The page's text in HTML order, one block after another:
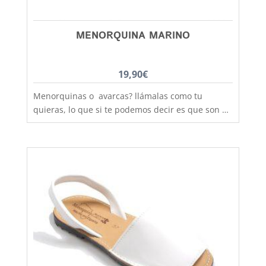
MENORQUINA MARINO
19,90€
Menorquinas o avarcas? llámalas como tu
quieras, lo que si te podemos decir es que son de
fabricación nacional y hechas por completo en
transpiración, comodidad y durabilidad, al mejor
con todos los estilos de ropa y tenemos un gran
rango de tallas para poder calzar a los más
pequeños de la casa, hermanos y
hermanas mayores, madres, padres, abuelos,
abuelas......... desde la talla 20 a la 46. Debes
tener en cuenta que las tallas no son muy
grandes y si tienes dudas entre dos número,